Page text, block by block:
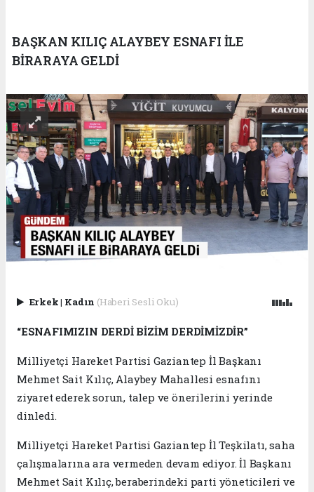
BAŞKAN KILIÇ ALAYBEY ESNAFI İLE
BİRARAYA GELDİ
Erkek| Kadın (Haberi Sesli Oku)
“ESNAFIMIZIN DERDİ BİZİM DERDİMİZDİR”
Milliyetçi Hareket Partisi Gaziantep İl Başkanı
Mehmet Sait Kılıç, Alaybey Mahallesi esnafını
ziyaret ederek sorun, talep ve önerilerini yerinde
dinledi.
Milliyetçi Hareket Partisi Gaziantep İl Teşkilatı, saha
çalışmalarına ara vermeden devam ediyor. İl Başkanı
Mehmet Sait Kılıç, beraberindeki parti yöneticileri ve